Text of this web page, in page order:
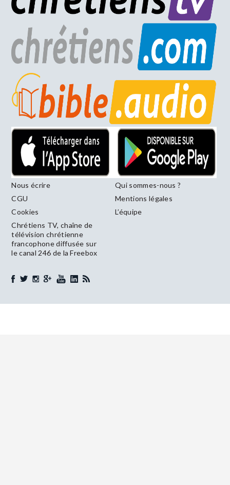
Nous écrire
Qui sommes-nous ?
CGU
Mentions légales
Cookies
L’équipe
Chrétiens TV, chaîne de
télévision chrétienne
francophone diffusée sur
le canal 246 de la Freebox